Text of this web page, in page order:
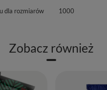
dla rozmiarów
1000
Zobacz również